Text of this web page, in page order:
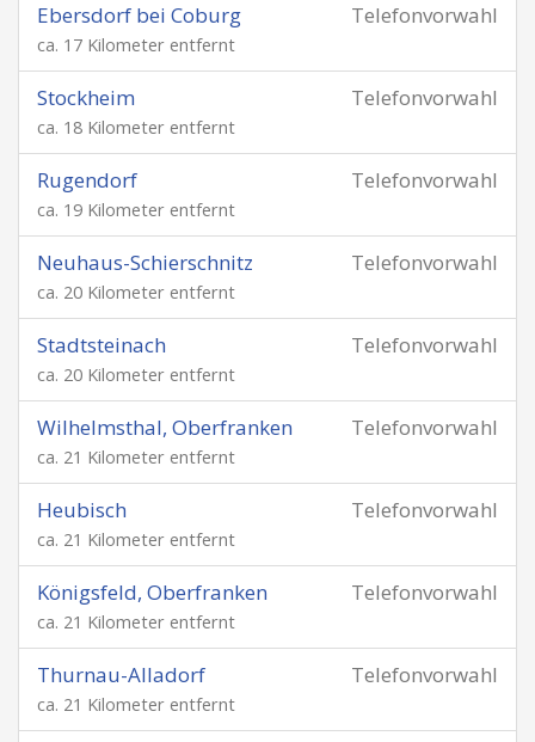
Telefonvorwahl
Ebersdorf bei Coburg
ca. 17 Kilometer entfernt
Telefonvorwahl
Stockheim
ca. 18 Kilometer entfernt
Telefonvorwahl
Rugendorf
ca. 19 Kilometer entfernt
Telefonvorwahl
Neuhaus-Schierschnitz
ca. 20 Kilometer entfernt
Telefonvorwahl
Stadtsteinach
ca. 20 Kilometer entfernt
Telefonvorwahl
Wilhelmsthal, Oberfranken
ca. 21 Kilometer entfernt
Telefonvorwahl
Heubisch
ca. 21 Kilometer entfernt
Telefonvorwahl
Königsfeld, Oberfranken
ca. 21 Kilometer entfernt
Telefonvorwahl
Thurnau-Alladorf
ca. 21 Kilometer entfernt